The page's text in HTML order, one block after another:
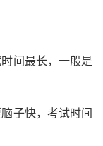
间最长，一般是
子快，考试时间